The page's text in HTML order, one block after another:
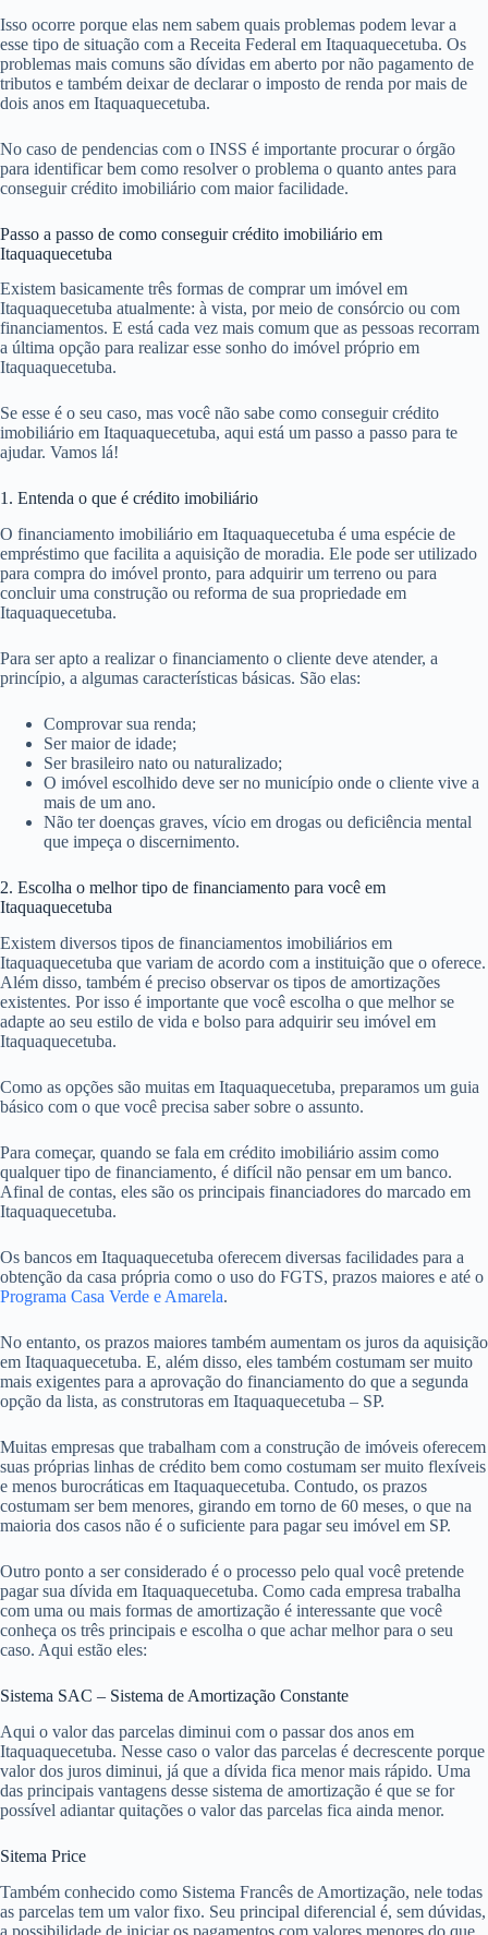
Isso ocorre porque elas nem sabem quais problemas podem levar a
esse tipo de situação com a Receita Federal em Itaquaquecetuba. Os
problemas mais comuns são dívidas em aberto por não pagamento de
tributos e também deixar de declarar o imposto de renda por mais de
dois anos em Itaquaquecetuba.
No caso de pendencias com o INSS é importante procurar o órgão
para identificar bem como resolver o problema o quanto antes para
conseguir crédito imobiliário com maior facilidade.
Passo a passo de como conseguir crédito imobiliário em
Itaquaquecetuba
Existem basicamente três formas de comprar um imóvel em
Itaquaquecetuba atualmente: à vista, por meio de consórcio ou com
financiamentos. E está cada vez mais comum que as pessoas recorram
a última opção para realizar esse sonho do imóvel próprio em
Itaquaquecetuba.
Se esse é o seu caso, mas você não sabe como conseguir crédito
imobiliário em Itaquaquecetuba, aqui está um passo a passo para te
ajudar. Vamos lá!
1. Entenda o que é crédito imobiliário
O financiamento imobiliário em Itaquaquecetuba é uma espécie de
empréstimo que facilita a aquisição de moradia. Ele pode ser utilizado
para compra do imóvel pronto, para adquirir um terreno ou para
concluir uma construção ou reforma de sua propriedade em
Itaquaquecetuba.
Para ser apto a realizar o financiamento o cliente deve atender, a
princípio, a algumas características básicas. São elas:
Comprovar sua renda;
Ser maior de idade;
Ser brasileiro nato ou naturalizado;
O imóvel escolhido deve ser no município onde o cliente vive a
mais de um ano.
Não ter doenças graves, vício em drogas ou deficiência mental
que impeça o discernimento.
2. Escolha o melhor tipo de financiamento para você em
Itaquaquecetuba
Existem diversos tipos de financiamentos imobiliários em
Itaquaquecetuba que variam de acordo com a instituição que o oferece.
Além disso, também é preciso observar os tipos de amortizações
existentes. Por isso é importante que você escolha o que melhor se
adapte ao seu estilo de vida e bolso para adquirir seu imóvel em
Itaquaquecetuba.
Como as opções são muitas em Itaquaquecetuba, preparamos um guia
básico com o que você precisa saber sobre o assunto.
Para começar, quando se fala em crédito imobiliário assim como
qualquer tipo de financiamento, é difícil não pensar em um banco.
Afinal de contas, eles são os principais financiadores do marcado em
Itaquaquecetuba.
Os bancos em Itaquaquecetuba oferecem diversas facilidades para a
obtenção da casa própria como o uso do FGTS, prazos maiores e até o
Programa Casa Verde e Amarela.
No entanto, os prazos maiores também aumentam os juros da aquisição
em Itaquaquecetuba. E, além disso, eles também costumam ser muito
mais exigentes para a aprovação do financiamento do que a segunda
opção da lista, as construtoras em Itaquaquecetuba – SP.
Muitas empresas que trabalham com a construção de imóveis oferecem
suas próprias linhas de crédito bem como costumam ser muito flexíveis
e menos burocráticas em Itaquaquecetuba. Contudo, os prazos
costumam ser bem menores, girando em torno de 60 meses, o que na
maioria dos casos não é o suficiente para pagar seu imóvel em SP.
Outro ponto a ser considerado é o processo pelo qual você pretende
pagar sua dívida em Itaquaquecetuba. Como cada empresa trabalha
com uma ou mais formas de amortização é interessante que você
conheça os três principais e escolha o que achar melhor para o seu
caso. Aqui estão eles:
Sistema SAC – Sistema de Amortização Constante
Aqui o valor das parcelas diminui com o passar dos anos em
Itaquaquecetuba. Nesse caso o valor das parcelas é decrescente porque
valor dos juros diminui, já que a dívida fica menor mais rápido. Uma
das principais vantagens desse sistema de amortização é que se for
possível adiantar quitações o valor das parcelas fica ainda menor.
Sitema Price
Também conhecido como Sistema Francês de Amortização, nele todas
as parcelas tem um valor fixo. Seu principal diferencial é, sem dúvidas,
a possibilidade de iniciar os pagamentos com valores menores do que